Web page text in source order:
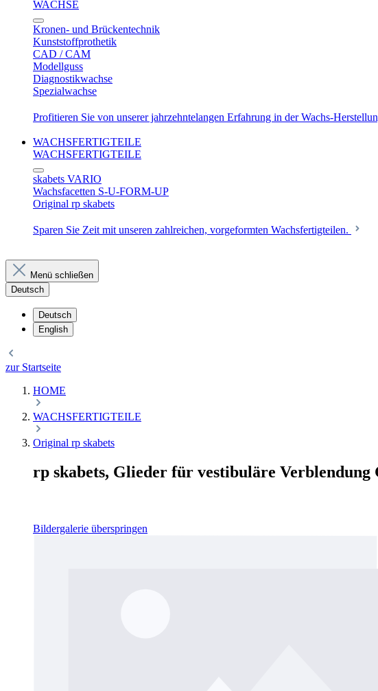
WACHSE
Kronen- und Brückentechnik
Kunststoffprothetik
CAD / CAM
Modellguss
Diagnostikwachse
Spezialwachse
Profitieren Sie von unserer jahrzehntelangen Erfahrung in der Wachs-
WACHSFERTIGTEILE
WACHSFERTIGTEILE
skabets VARIO
Wachsfacetten S-U-FORM-UP
Original rp skabets
Sparen Sie Zeit mit unseren zahlreichen, vorgeformten Wachsfertigteilen.
Menü schließen
Deutsch
Deutsch
English
zur Startseite
HOME
WACHSFERTIGTEILE
Original rp skabets
rp skabets, Glieder für vestibuläre Verblendung
Bildergalerie überspringen